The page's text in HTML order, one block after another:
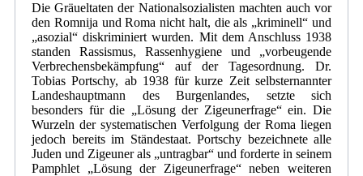
Die Gräueltaten der Nationalsozialisten machten auch vor
den Romnija und Roma nicht halt, die als „kriminell“ und
„asozial“ diskriminiert wurden. Mit dem Anschluss 1938
standen Rassismus, Rassenhygiene und „vorbeugende
Verbrechensbekämpfung“ auf der Tagesordnung. Dr.
Tobias Portschy, ab 1938 für kurze Zeit selbsternannter
Landeshauptmann des Burgenlandes, setzte sich
besonders für die „Lösung der Zigeunerfrage“ ein. Die
Wurzeln der systematischen Verfolgung der Roma liegen
jedoch bereits im Ständestaat. Portschy bezeichnete alle
Juden und Zigeuner als „untragbar“ und forderte in seinem
Pamphlet „Lösung der Zigeunerfrage“ neben weiteren